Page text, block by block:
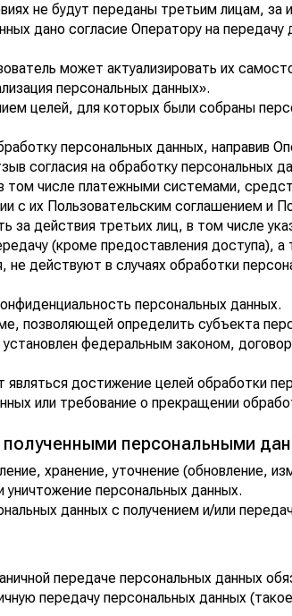
не будут переданы третьим лицам,
дано согласие Оператору на
может актуализировать их
персональных данных».
целей, для которых были собраны
персональных данных, направив
согласия на обработку персональных
числе платежными системами,
с их Пользовательским соглашением и
действия третьих лиц, в том числе
(кроме предоставления доступа), а
действуют в случаях обработки
персональных данных.
позволяющей определить субъекта
федеральным законом,
достижение целей обработки
или требование о прекращении
персональными
хранение, уточнение (обновление,
уничтожение персональных данных.
данных с получением и/или
передаче персональных данных
передачу персональных данных